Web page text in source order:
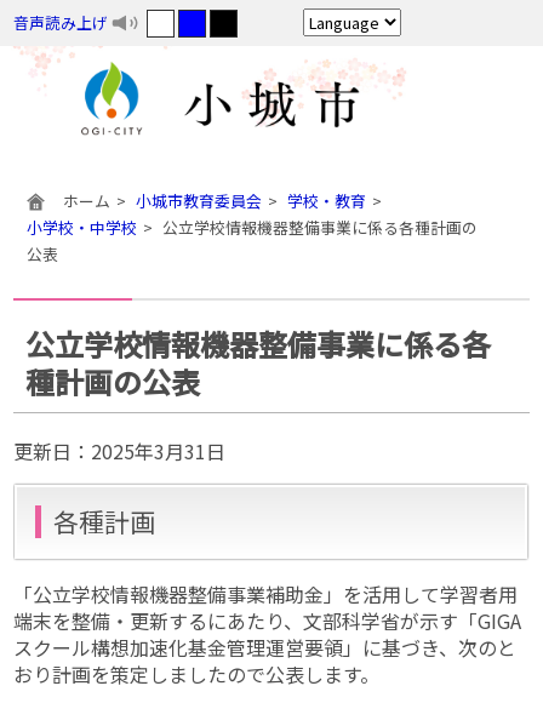
音声読み上げ
ホーム 小城市教育委員会
学校・教育
小学校・中学校
公立学校情報機器整備事業に係る各種計画の
公表
公立学校情報機器整備事業に係る各
種計画の公表
更新日： 2025年3月31日
各種計画
「公立学校情報機器整備事業補助金」を活用して学習者用
端末を整備・更新するにあたり、文部科学省が示す「GIGA
スクール構想加速化基金管理運営要領」に基づき、次のと
おり計画を策定しましたので公表します。